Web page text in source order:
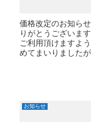
価格改定のお知ら
りがとうございま
ご利用頂けますよ
めてまいりました
お知らせ